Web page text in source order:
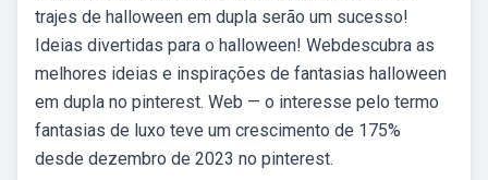
trajes de halloween em dupla serão um sucesso!
Ideias divertidas para o halloween! Webdescubra as
melhores ideias e inspirações de fantasias halloween
em dupla no pinterest. Web — o interesse pelo termo
fantasias de luxo teve um crescimento de 175%
desde dezembro de 2023 no pinterest.